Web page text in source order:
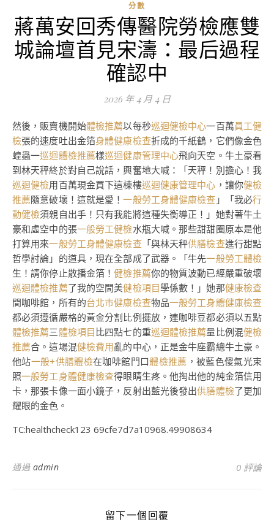
分數
蔣萬安回秀傳醫院勞檢應雙
城論壇首見宋濤：最后過程
確認中
2026 年 4 月 4 日
然後，販賣機開始體檢推薦以每秒巡迴健檢中心一百萬員工健
檢張的速度吐出金箔身體健康檢查折成的千紙鶴，它們像金色
蝗蟲一巡迴體檢推薦樣巡迴健康管理中心飛向天空。牛土豪看
到林天秤終於對自己說話，興奮地大喊：「天秤！別擔心！我
巡迴健檢用百萬現金買下這棟樓巡迴健康管理中心 ，讓你健檢
推薦隨意破壞！這就是愛！一般勞工身體健康檢查 」「我必行
動健檢須親自出手！只有我能將這種失衡導正！」她對著牛土
豪和虛空中的張一般勞工健檢水瓶大喊。那些甜甜圈原本是他
打算用來一般勞工身體健康檢查「與林天秤供膳檢查進行甜點
哲學討論」的道具，現在全部成了武器。「牛先一般勞工體檢
生！請你停止散播金箔！健檢推薦你的物質波動已經嚴重破壞
巡迴體檢推薦了我的空間美健檢項目學係數！」她那健康檢查
間咖啡館，所有的台北巿健康檢查物品一般勞工身體健康檢查
都必須遵循嚴格的黃金分割比例擺放，連咖啡豆都必須以五點
體檢推薦三體檢項目比四點七的重巡迴體檢推薦量比例混健檢
推薦合。這場混健檢費用亂的中心，正是金牛座霸總牛土豪。
他站一般+供膳體檢在咖啡館門口體檢推薦 ，被藍色傻氣光束
照一般勞工身體健康檢查得眼睛生疼。他掏出他的純金箔信用
卡，那張卡像一面小鏡子，反射出藍光後發出供膳體檢了更加
耀眼的金色。
TC:healthcheck123 69cfe7d7a10968.49908634
通過 admin 0 評論
留下一個回覆